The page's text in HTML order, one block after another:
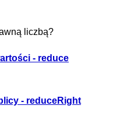
liczbą?
- reduce
- reduceRight